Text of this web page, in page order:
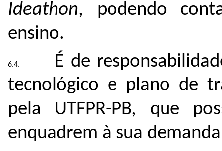
Ideathon, podendo
ensino.
É de
tecnológico e plano de
pela UTFPR-PB, que
enquadrem à sua